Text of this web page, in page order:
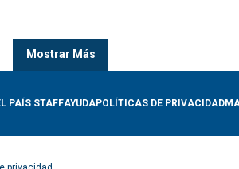
Mostrar Más
PAÍS STAFFAYUDAPOLÍTICAS DE PRIVACIDAD